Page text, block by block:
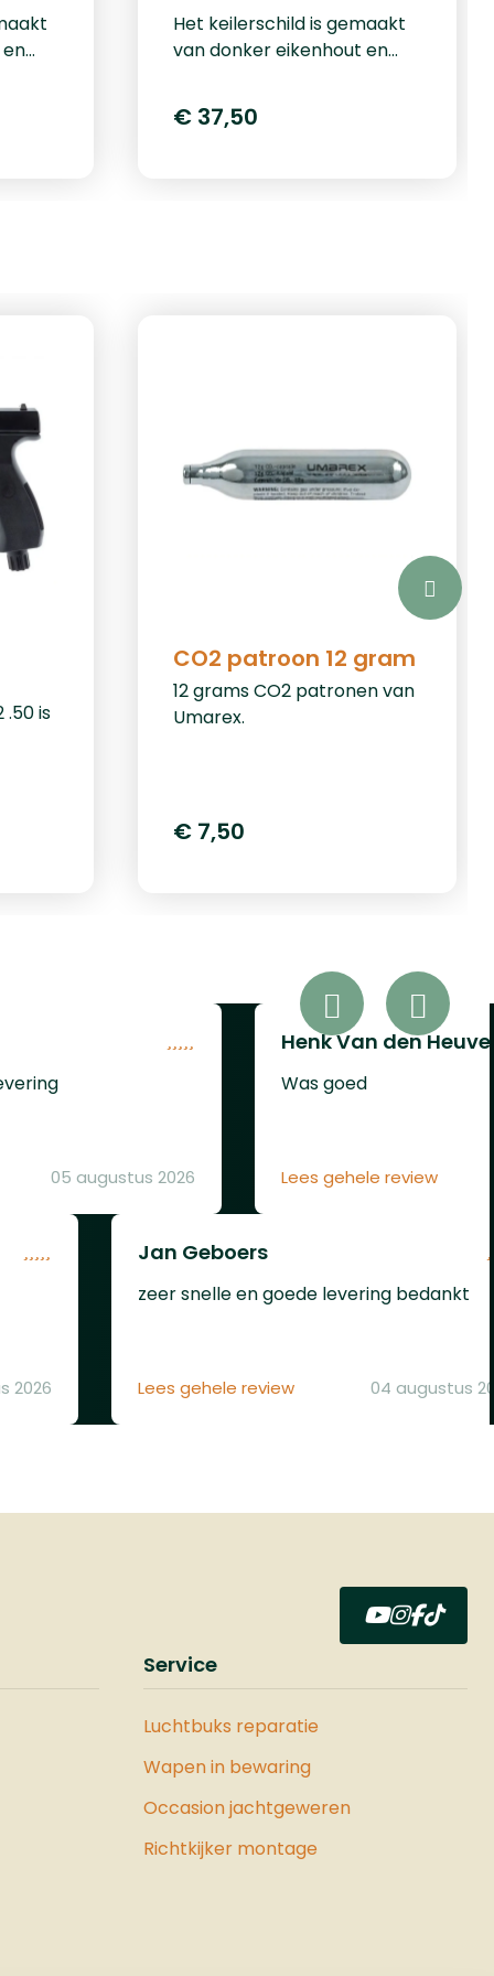
Het keilerschild is gemaakt
van donker eikenhout en
cm. Het schildje is voorzien
van een uitsparing voor
€ 37,50
.50 is
van
met
en
CO2 patroon 12 gram
12 grams CO2 patronen van
Umarex.
€ 7,50
05 augustus 2026
2026
Henk Van den
Was goed
Lees gehele review
Jan Geboers
zeer snelle en goede levering bedankt
Lees gehele review 04 augustus
Service
Luchtbuks reparatie
Wapen in bewaring
Occasion jachtgeweren
Richtkijker montage